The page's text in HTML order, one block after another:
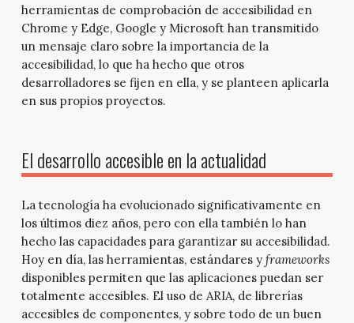
herramientas de comprobación de accesibilidad en
Chrome y Edge, Google y Microsoft han transmitido
un mensaje claro sobre la importancia de la
accesibilidad, lo que ha hecho que otros
desarrolladores se fijen en ella, y se planteen aplicarla
en sus propios proyectos.
El desarrollo accesible en la actualidad
La tecnología ha evolucionado significativamente en
los últimos diez años, pero con ella también lo han
hecho las capacidades para garantizar su accesibilidad.
Hoy en día, las herramientas, estándares y frameworks
disponibles permiten que las aplicaciones puedan ser
totalmente accesibles. El uso de ARIA, de librerías
accesibles de componentes, y sobre todo de un buen